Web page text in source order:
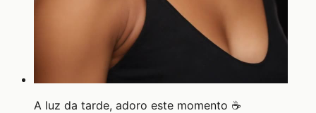
A luz da tarde, adoro este momento ☕